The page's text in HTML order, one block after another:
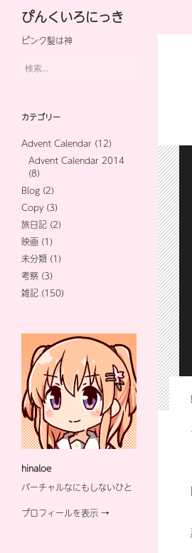
ぴんくいろにっき
ピンク髪は神
検
カテゴリー
Advent Calendar (12)
Advent Calendar 2014
(8)
Blog (2)
Copy (3)
旅日記 (2)
映画 (1)
未分類 (1)
考察 (3)
雑記 (150)
hinaloe
バーチャルなにもしないひと
プロフィールを表示 →